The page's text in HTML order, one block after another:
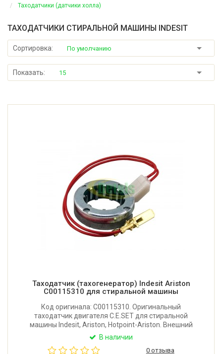
Таходатчики (датчики холла)
ТАХОДАТЧИКИ СТИРАЛЬНОЙ МАШИНЫ INDESIT
Сортировка: По умолчанию
Показать: 15
Таходатчик (тахогенератор) Indesit Ariston
C00115310 для стиральной машины
Код оригинала: C00115310. Оригинальный
таходатчик двигателя C.E.SET для стиральной
машины Indesit, Ariston, Hotpoint-Ariston. Внешний
диаметр: 40 мм. Внутренний диаметр: 25 мм.
Производитель: Италия.
В наличии
0 отзыва